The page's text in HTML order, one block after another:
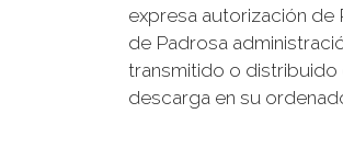
expresa autorización de
de Padrosa
transmitido o distribuido
descarga en su